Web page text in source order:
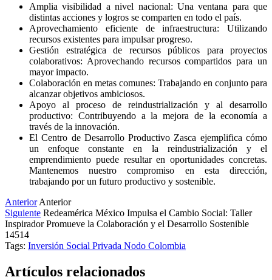
Amplia visibilidad a nivel nacional: Una ventana para que
distintas acciones y logros se comparten en todo el país.
Aprovechamiento eficiente de infraestructura: Utilizando
recursos existentes para impulsar progreso.
Gestión estratégica de recursos públicos para proyectos
colaborativos: Aprovechando recursos compartidos para un
mayor impacto.
Colaboración en metas comunes: Trabajando en conjunto para
alcanzar objetivos ambiciosos.
Apoyo al proceso de reindustrialización y al desarrollo
productivo: Contribuyendo a la mejora de la economía a
través de la innovación.
El Centro de Desarrollo Productivo Zasca ejemplifica cómo
un enfoque constante en la reindustrialización y el
emprendimiento puede resultar en oportunidades concretas.
Mantenemos nuestro compromiso en esta dirección,
trabajando por un futuro productivo y sostenible.
Anterior Anterior
Siguiente Redeamérica México Impulsa el Cambio Social: Taller
Inspirador Promueve la Colaboración y el Desarrollo Sostenible
14514
Tags: Inversión Social Privada Nodo Colombia
Artículos relacionados